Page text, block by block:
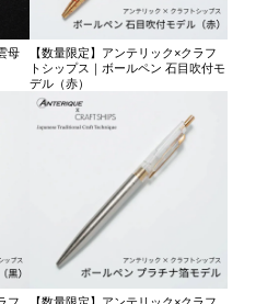
母
【数量限定】アンテリック×クラフ
トシップス｜ボールペン 石目吹付モ
デル（赤）